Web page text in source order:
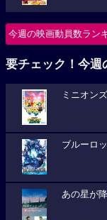
今週の映画動員数ラン
要チェック！今週
ミニオン
ブルーロ
あの星が